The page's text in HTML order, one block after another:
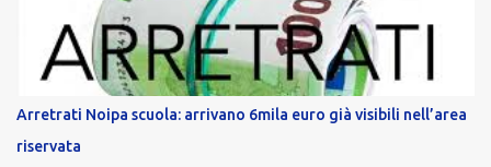
supporto in situazioni delicate. L’indennità provinciale per i docenti
è un unicum in Italia: si tratta di una misura esclusiva della
Provincia autonoma di Bolzano, che integra in maniera stabile lo
stipendio nazionale grazie alle prerogative garantite
dall’autonomia locale. Non è un bonus temporaneo né un
compenso accessorio, ma una voce strutturale di retribuzione,
Arretrati Noipa scuola: arrivano 6mila euro già visibili nell’area
riservata